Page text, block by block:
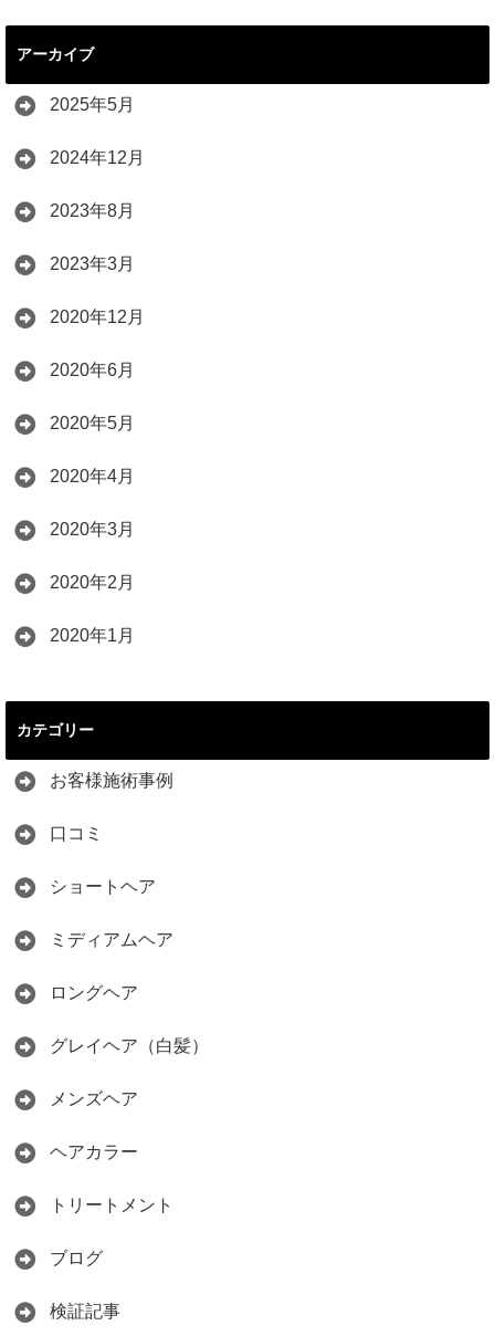
アーカイブ
2025年5月
2024年12月
2023年8月
2023年3月
2020年12月
2020年6月
2020年5月
2020年4月
2020年3月
2020年2月
2020年1月
カテゴリー
お客様施術事例
口コミ
ショートヘア
ミディアムヘア
ロングヘア
グレイヘア（白髪）
メンズヘア
ヘアカラー
トリートメント
ブログ
検証記事